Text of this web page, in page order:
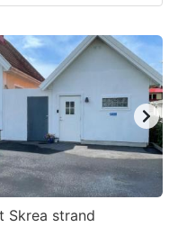
Skrea strand